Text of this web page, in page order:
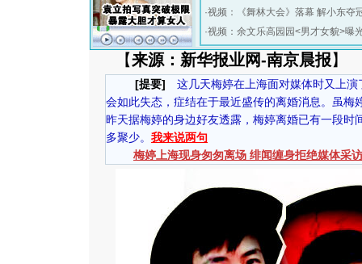
·视频：《舞林大会》落幕 解小东夺
·视频：余文乐高园园<男才女貌>曝
【来源：新华报业网-南京晨报】
[提要] 这几天梅婷在上海面对媒体时又上演
会如此失态，症结在于最近盛传的离婚消息。虽梅
昨天据梅婷的身边好友透露，梅婷离婚已有一段时
多聚少。 我来说两句
梅婷上海现身匆匆离场 绯闻缠身拒绝媒体采访